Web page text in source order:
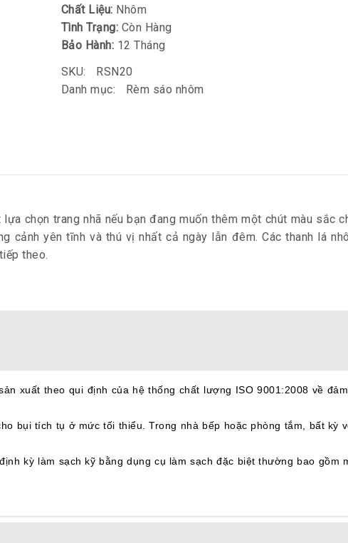
Chất Liệu: Nhôm
Tình Trạng: Còn Hàng
Bảo Hành: 12 Tháng
SKU:
RSN20
Danh mục:
Rèm sáo nhôm
chọn trang nhã nếu bạn đang muốn thêm một chút màu sắc
cảnh yên tĩnh và thú vị nhất cả ngày lẫn đêm. Các thanh lá
theo.
xuất theo qui định của hệ thống chất lượng ISO 9001:2008 về
bụi tích tụ ở mức tối thiểu. Trong nhà bếp hoặc phòng tắm, bất kỳ
kỳ làm sạch kỹ bằng dụng cụ làm sạch đặc biệt thường bao gồm